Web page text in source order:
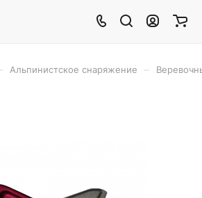
Альпинистское снаряжение